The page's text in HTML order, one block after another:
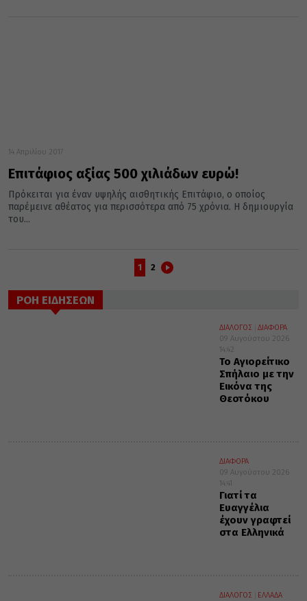
14 Απριλίου 2017
Επιτάφιος αξίας 500 χιλιάδων ευρώ!
Πρόκειται για έναν υψηλής αισθητικής Επιτάφιο, ο οποίος
παρέμεινε αθέατος για περισσότερα από 75 χρόνια. Η δημιουργία
του...
1 2
ΡΟΗ ΕΙΔΗΣΕΩΝ
ΔΙΑΛΟΓΟΣ
ΔΙΑΦΟΡΑ
09 Αυγούστου 2026
14:42
Το Αγιορείτικο
Σπήλαιο με την
Εικόνα της
Θεοτόκου
ΔΙΑΦΟΡΑ
09 Αυγούστου 2026
14:41
Γιατί τα
Ευαγγέλια
έχουν γραφτεί
στα Ελληνικά
ΔΙΑΛΟΓΟΣ
ΕΛΛΑΔΑ